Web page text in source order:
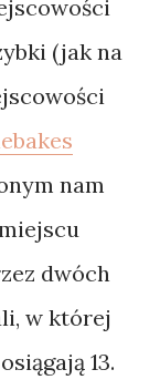
(jak na
nam
dwóch
w której
13.